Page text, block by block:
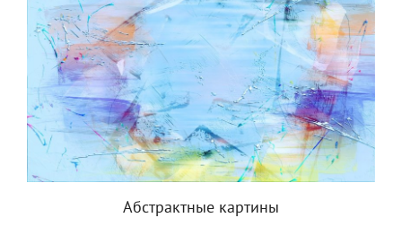
Абстрактные картины